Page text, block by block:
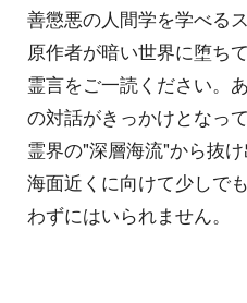
善懲悪の人間学を学べる
原作者が暗い世界に堕ち
霊言をご一読ください。
の対話がきっかけとなっ
霊界の"深層海流"から抜
海面近くに向けて少しで
わずにはいられません。